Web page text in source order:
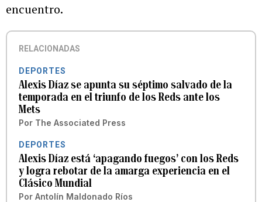
encuentro.
RELACIONADAS
DEPORTES
Alexis Díaz se apunta su séptimo salvado de la
temporada en el triunfo de los Reds ante los
Mets
Por The Associated Press
DEPORTES
Alexis Díaz está ‘apagando fuegos’ con los Reds
y logra rebotar de la amarga experiencia en el
Clásico Mundial
Por Antolín Maldonado Ríos